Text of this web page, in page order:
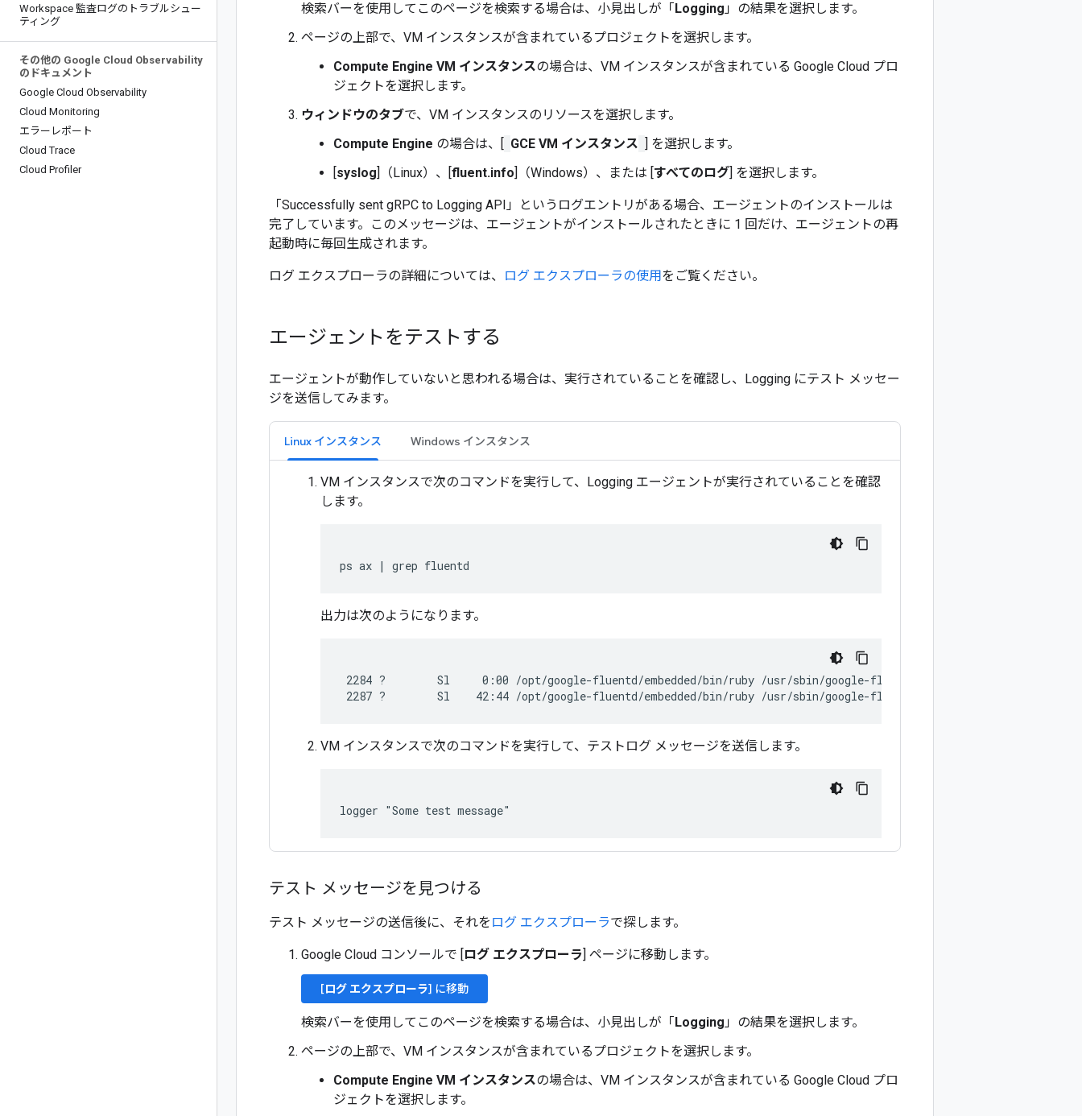
Workspace 監査ログのトラブルシュー
ティング
その他の Google Cloud Observability
のドキュメント
Google Cloud Observability
Cloud Monitoring
エラーレポート
Cloud Trace
Cloud Profiler
検索バーを使用してこのページを検索する場合は、小見出しが「Logging」の結果を選択します。
ページの上部で、VM インスタンスが含まれているプロジェクトを選択します。
Compute Engine VM インスタンスの場合は、VM インスタンスが含まれている Google Cloud プロ
ジェクトを選択します。
ウィンドウのタブで、VM インスタンスのリソースを選択します。
Compute Engine の場合は、[ GCE VM インスタンス ] を選択します。
[syslog]（Linux）、[fluent.info]（Windows）、または [すべてのログ] を選択します。
「Successfully sent gRPC to Logging API」というログエントリがある場合、エージェントのインストールは
完了しています。このメッセージは、エージェントがインストールされたときに 1 回だけ、エージェントの再
起動時に毎回生成されます。
ログ エクスプローラの詳細については、 ログ エクスプローラの使用をご覧ください。
エージェントをテストする
エージェントが動作していないと思われる場合は、実行されていることを確認し、Logging にテスト メッセー
ジを送信してみます。
Linux インスタンス Windows インスタンス
VM インスタンスで次のコマンドを実行して、Logging エージェントが実行されていることを確認
します。
出力は次のようになります。
2284 ?        Sl     0:00 /opt/google-fluentd/embedded/bin/ruby /usr/sbin/google-fluentd [...]
VM インスタンスで次のコマンドを実行して、テストログ メッセージを送信します。
テスト メッセージを見つける
テスト メッセージの送信後に、それを ログ エクスプローラで探します。
Google Cloud コンソールで [ログ エクスプローラ] ページに移動します。
[ログ エクスプローラ] に移動
検索バーを使用してこのページを検索する場合は、小見出しが「Logging」の結果を選択します。
ページの上部で、VM インスタンスが含まれているプロジェクトを選択します。
Compute Engine VM インスタンスの場合は、VM インスタンスが含まれている Google Cloud プロ
ジェクトを選択します。